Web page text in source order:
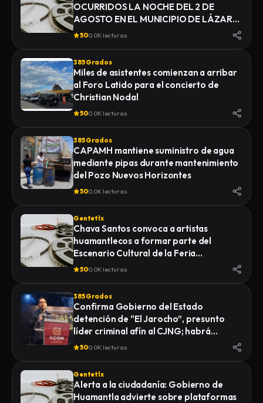
OCURRIDOS LA NOCHE DEL 2 DE
AGOSTO EN EL MUNICIPIO DE LÁZARO
CÁRDENAS, DONDE UNA PERSONA
GENERAL DE JUSTICIA DEL ESTADO
(FGJE) INICIÓ UNA CARPETA DE
INVESTIGACIÓN POR EL DELITO DE
DE QUIEN O QUIENES RESULTEN
500.0K lecturas
385 Grados
Miles de asistentes comienzan a arribar
al Foro Latido para el concierto de
Christian Nodal
500.0K lecturas
385 Grados
CAPAMH mantiene suministro de agua
mediante pipas durante mantenimiento
del Pozo Nuevos Horizontes
500.0K lecturas
Gentetlx
Chava Santos convoca a artistas
huamantlecos a formar parte del
Escenario Cultural de la Feria
Internacional del Arte Efímero y la Dalia
500.0K lecturas
385 Grados
Confirma Gobierno del Estado
detención de “El Jarocho”, presunto
líder criminal afín al CJNG; habrá
vigilancia 48 horas en Huamantla
500.0K lecturas
Gentetlx
Alerta a la ciudadanía: Gobierno de
Huamantla advierte sobre plataformas